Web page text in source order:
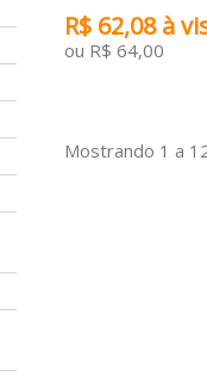
R$ 62,08 à
ou R$ 64,00
Mostrando 1 a